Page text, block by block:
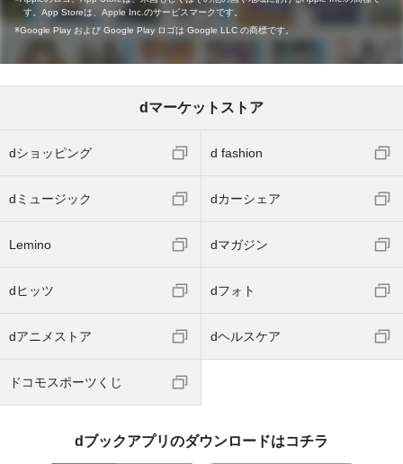
す。App Storeは、Apple Inc.のサービスマークです。
Google Play および Google Play ロゴは Google LLC の商標です。
dマーケットストア
dショッピング d fashion
dミュージック dカーシェア
Lemino dマガジン
dヒッツ dフォト
dアニメストア dヘルスケア
ドコモスポーツくじ
dブックアプリのダウンロードはコチラ